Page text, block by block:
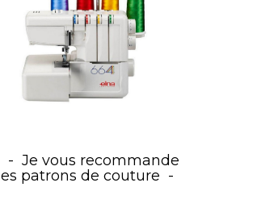
Je vous recommande
les patrons de couture